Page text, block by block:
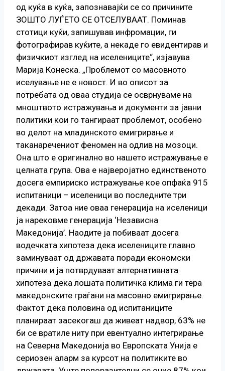
од куќа в куќа, запознавајќи се со причините
ЗОШТО ЛУЃЕТО СЕ ОТСЕЛУВААТ. Поминав
стотици куќи, запишував инфромации, ги
фотографирав куќите, а некаде го евидентирав и
физичкиот изглед на иселениците“, изјавува
Марија Конеска. „Проблемот со масовното
иселување не е новост. И во описот за
потребата од оваа студија се осврнуваме на
мноштвото истражувања и документи за јавни
политики кои го тангираат проблемот, особено
во делот на младинското емигрирање и
таканаречениот феномен на одлив на мозоци.
Она што е оригинално во нашето истражување е
целната група. Ова е најверојатно единственото
досега емпириско истражување кое опфаќа 915
испитаници – иселеници во последните три
декади. Затоа ние оваа генерација на иселеници
ја нарековме генерација ‘Независна
Македонија’. Наодите ја побиваат досега
водечката хипотеза дека иселениците главно
заминуваат од државата поради економски
причини и ја потврдуваат алтернативната
хипотеза дека лошата политичка клима ги тера
македонските граѓани на масовно емигрирање.
Фактот дека половина од испитаниците
планираат засекогаш да живеат надвор, 63% не
би се вратиле ниту при евентуално интегрирање
на Северна Македонија во Европската Унија е
сериозен аларм за курсот на политиките во